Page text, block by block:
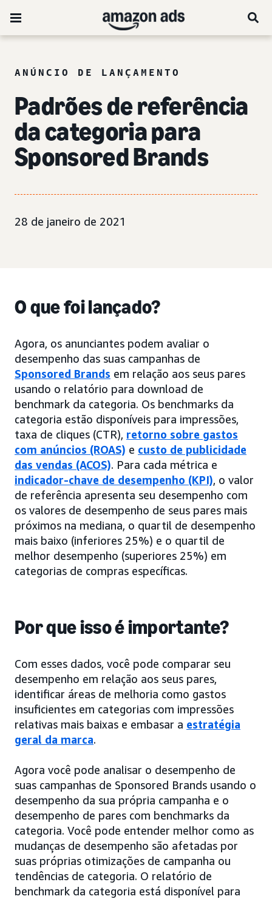
ANÚNCIO DE LANÇAMENTO
Padrões de referência
da categoria para
Sponsored Brands
28 de janeiro de 2021
O que foi lançado?
Agora, os anunciantes podem avaliar o
desempenho das suas campanhas de
Sponsored Brands em relação aos seus pares
usando o relatório para download de
benchmark da categoria. Os benchmarks da
categoria estão disponíveis para impressões,
taxa de cliques (CTR), retorno sobre gastos
com anúncios (ROAS) e custo de publicidade
das vendas (ACOS). Para cada métrica e
indicador-chave de desempenho (KPI), o valor
de referência apresenta seu desempenho com
os valores de desempenho de seus pares mais
próximos na mediana, o quartil de desempenho
mais baixo (inferiores 25%) e o quartil de
melhor desempenho (superiores 25%) em
categorias de compras específicas.
Por que isso é importante?
Com esses dados, você pode comparar seu
desempenho em relação aos seus pares,
identificar áreas de melhoria como gastos
insuficientes em categorias com impressões
relativas mais baixas e embasar a estratégia
geral da marca.
Agora você pode analisar o desempenho de
suas campanhas de Sponsored Brands usando o
desempenho da sua própria campanha e o
desempenho de pares com benchmarks da
categoria. Você pode entender melhor como as
mudanças de desempenho são afetadas por
suas próprias otimizações de campanha ou
tendências de categoria. O relatório de
benchmark da categoria está disponível para